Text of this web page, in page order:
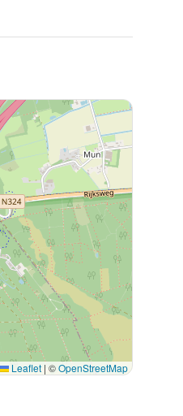
Leaflet | ©OpenStreetMap